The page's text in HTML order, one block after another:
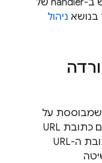
משימת ההורדה, במקום להשתמש ב-handler של
בנושא ניהול
שמבוססת על
כתובות URL, או שאתם פשוט רוצים כתובת URL
לשיתוף, אתם יכולים לקבל את כתובת ה-URL